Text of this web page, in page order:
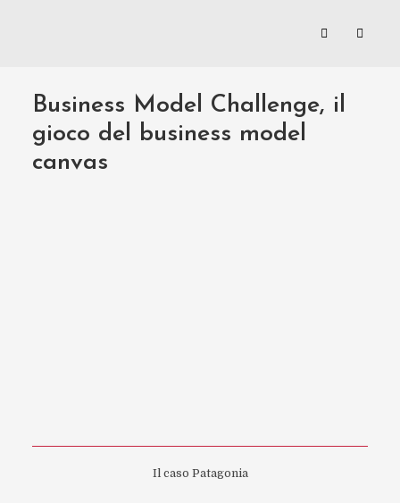
Business Model Challenge, il
gioco del business model
canvas
Il caso Patagonia